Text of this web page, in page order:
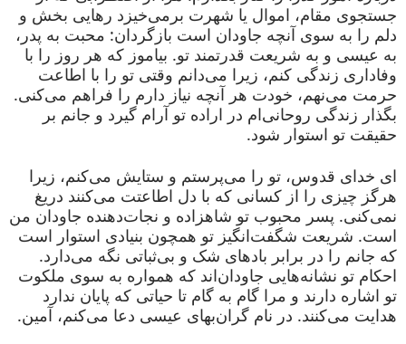
جستجوی مقام، اموال یا شهرت برمی‌خیزد رهایی بخش و
دلم را به سوی آنچه جاودان است بازگردان: محبت به پدر،
به عیسی و به شریعت قدرتمند تو. بیاموز که هر روز را با
وفاداری زندگی کنم، زیرا می‌دانم وقتی تو را با اطاعت
حرمت می‌نهم، خودت هر آنچه نیاز دارم را فراهم می‌کنی.
بگذار زندگی روحانی‌ام در اراده تو آرام گیرد و جانم بر
حقیقت تو استوار شود.
ای خدای قدوس، تو را می‌پرستم و ستایش می‌کنم، زیرا
هرگز چیزی را از کسانی که با دل اطاعتت می‌کنند دریغ
نمی‌کنی. پسر محبوب تو شاهزاده و نجات‌دهنده جاودان من
است. شریعت شگفت‌انگیز تو همچون بنیادی استوار است
که جانم را در برابر بادهای شک و بی‌ثباتی نگه می‌دارد.
احکام تو نشانه‌هایی جاودان‌اند که همواره به سوی ملکوت
تو اشاره دارند و مرا گام به گام تا حیاتی که پایان ندارد
هدایت می‌کنند. در نام گران‌بهای عیسی دعا می‌کنم، آمین.